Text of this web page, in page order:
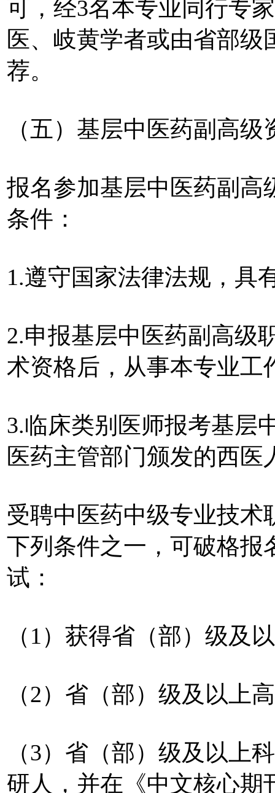
可，经3名本专业同行专
医、岐黄学者或由省部
荐。
（五）基层中医药副高
报名参加基层中医药副高
条件：
1.遵守国家法律法规，具
2.申报基层中医药副高级
术资格后，从事本专业工
3.临床类别医师报考基层
医药主管部门颁发的西
受聘中医药中级专业技术
下列条件之一，可破格报
试：
（1）获得省（部）级及
（2）省（部）级及以上
（3）省（部）级及以上
研人，并在《中文核心期